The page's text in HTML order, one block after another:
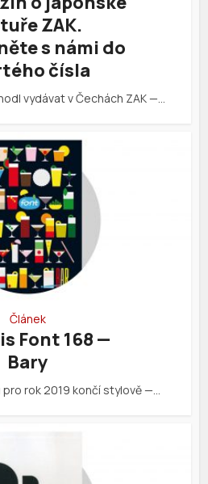
ZAK.
s námi do
čísla
vydávat v Čechách ZAK —…
Článek
Font 168 —
Bary
rok 2019 končí stylově —…